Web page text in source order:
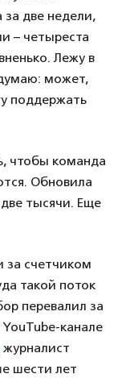
за две недели,
– четыреста
Лежу в
может,
поддержать
чтобы команда
Обновила
тысячи. Еще
за счетчиком
такой поток
перевалил за
канале
журналист
шести лет